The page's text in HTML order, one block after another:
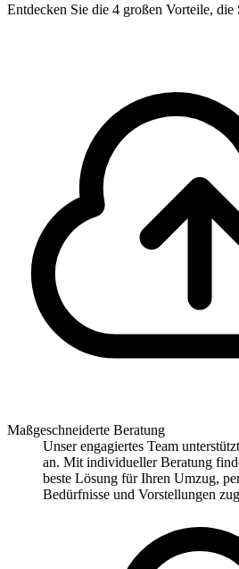
Entdecken Sie die 4 großen Vorteile, die
Maßgeschneiderte Beratung
Unser engagiertes Team
an. Mit individueller Beratung
beste Lösung für Ihren Umzug,
Bedürfnisse und Vorstellungen